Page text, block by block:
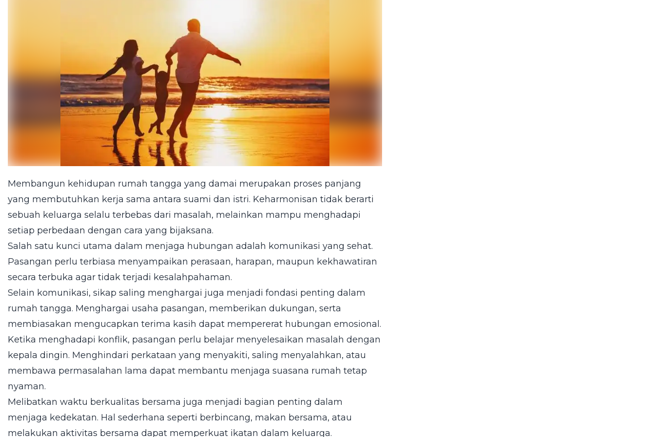
Membangun kehidupan rumah tangga yang damai merupakan proses panjang
yang membutuhkan kerja sama antara suami dan istri. Keharmonisan tidak berarti
sebuah keluarga selalu terbebas dari masalah, melainkan mampu menghadapi
setiap perbedaan dengan cara yang bijaksana.
Salah satu kunci utama dalam menjaga hubungan adalah komunikasi yang sehat.
Pasangan perlu terbiasa menyampaikan perasaan, harapan, maupun kekhawatiran
secara terbuka agar tidak terjadi kesalahpahaman.
Selain komunikasi, sikap saling menghargai juga menjadi fondasi penting dalam
rumah tangga. Menghargai usaha pasangan, memberikan dukungan, serta
membiasakan mengucapkan terima kasih dapat mempererat hubungan emosional.
Ketika menghadapi konflik, pasangan perlu belajar menyelesaikan masalah dengan
kepala dingin. Menghindari perkataan yang menyakiti, saling menyalahkan, atau
membawa permasalahan lama dapat membantu menjaga suasana rumah tetap
nyaman.
Melibatkan waktu berkualitas bersama juga menjadi bagian penting dalam
menjaga kedekatan. Hal sederhana seperti berbincang, makan bersama, atau
melakukan aktivitas bersama dapat memperkuat ikatan dalam keluarga.